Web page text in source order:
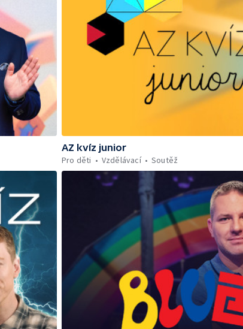
AZ kvíz junior
Pro děti
Vzdělávací Soutěž